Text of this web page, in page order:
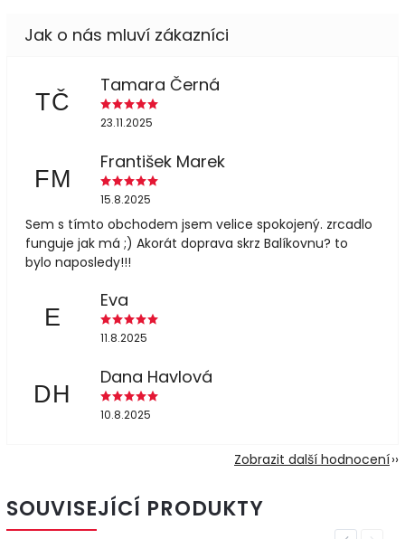
TČ
Tamara Černá
23.11.2025
FM
František Marek
15.8.2025
Sem s tímto obchodem jsem velice spokojený. zrcadlo
funguje jak má ;) Akorát doprava skrz Balíkovnu? to
bylo naposledy!!!
E
Eva
11.8.2025
DH
Dana Havlová
10.8.2025
Zobrazit další hodnocení
SOUVISEJÍCÍ PRODUKTY